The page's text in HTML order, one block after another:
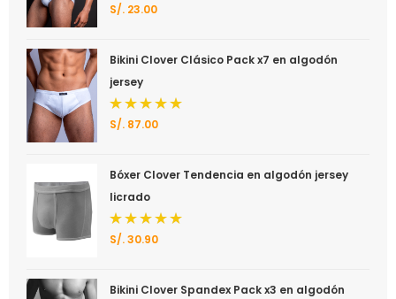
Valorado
S/. 23.00
Bikini Clover Clásico Pack x7 en algodón
jersey
Valorado
S/. 87.00
Bóxer Clover Tendencia en algodón jersey
licrado
Valorado
S/.30.90
Bikini Clover Spandex Pack x3 en algodón